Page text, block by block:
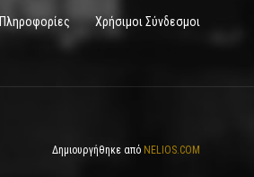
Πληροφορίες Χρήσιμοι Σύνδεσμοι
Δημιουργήθηκε από NELIOS.COM